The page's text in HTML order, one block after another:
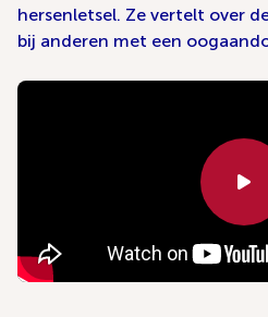
hersenletsel. Ze vertelt over
bij anderen met een